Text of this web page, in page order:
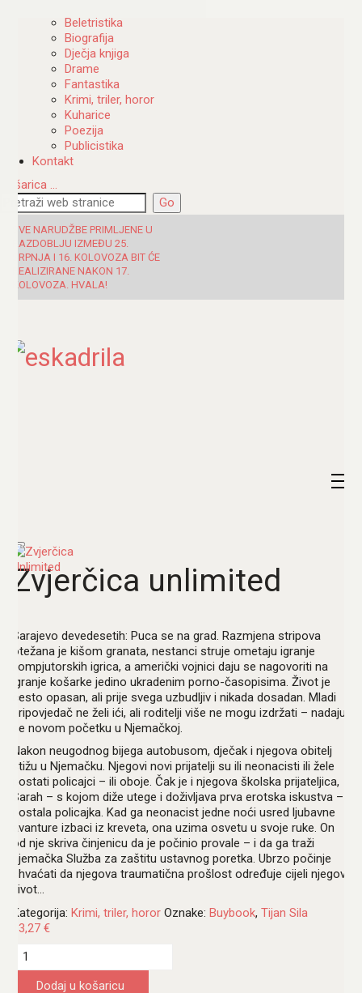
Beletristika
Biografija
Dječja knjiga
Drame
Fantastika
Krimi, triler, horor
Kuharice
Poezija
Publicistika
Kontakt
Košarica
SVE NARUDŽBE PRIMLJENE U
RAZDOBLJU IZMEĐU 25.
SRPNJA I 16. KOLOVOZA BIT ĆE
REALIZIRANE NAKON 17.
KOLOVOZA. HVALA!
Zvjerčica unlimited
Sarajevo devedesetih: Puca se na grad. Razmjena stripova
otežana je kišom granata, nestanci struje ometaju igranje
kompjutorskih igrica, a američki vojnici daju se nagovoriti na
igranje košarke jedino ukradenim porno-časopisima. Život je
često opasan, ali prije svega uzbudljiv i nikada dosadan. Mladi
pripovjedač ne želi ići, ali roditelji više ne mogu izdržati – nadaju
se novom početku u Njemačkoj.
Nakon neugodnog bijega autobusom, dječak i njegova obitelj
stižu u Njemačku. Njegovi novi prijatelji su ili neonacisti ili žele
postati policajci – ili oboje. Čak je i njegova školska prijateljica,
Sarah – s kojom diže utege i doživljava prva erotska iskustva –
postala policajka. Kad ga neonacist jedne noći usred ljubavne
avanture izbaci iz kreveta, ona uzima osvetu u svoje ruke. On
od nje skriva činjenicu da je počinio provale – i da ga traži
njemačka Služba za zaštitu ustavnog poretka. Ubrzo počinje
shvaćati da njegova traumatična prošlost određuje cijeli njegov
život…
Kategorija: Krimi, triler, horor Oznake: Buybook, Tijan Sila
13,27 €
Zvjerčica
unlimited
količinaDodaj u košaricu